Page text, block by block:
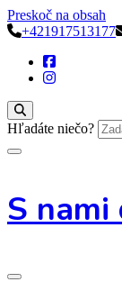
Preskoč na obsah
+421917513177
Hľadáte niečo?
S nami